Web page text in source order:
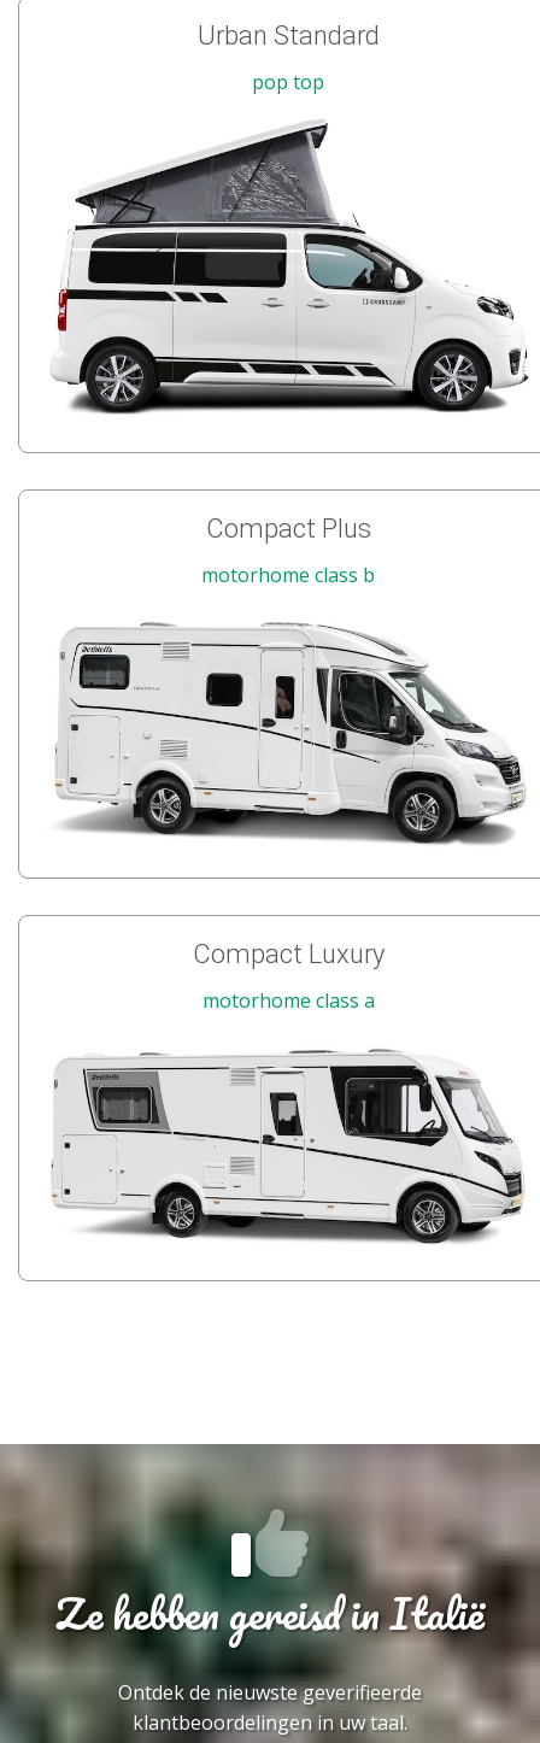
Urban Standard
pop top
Compact Plus
motorhome class b
Compact Luxury
motorhome class a
Ze hebben gereisd in Italië
Ontdek de nieuwste geverifieerde
klantbeoordelingen in uw taal.